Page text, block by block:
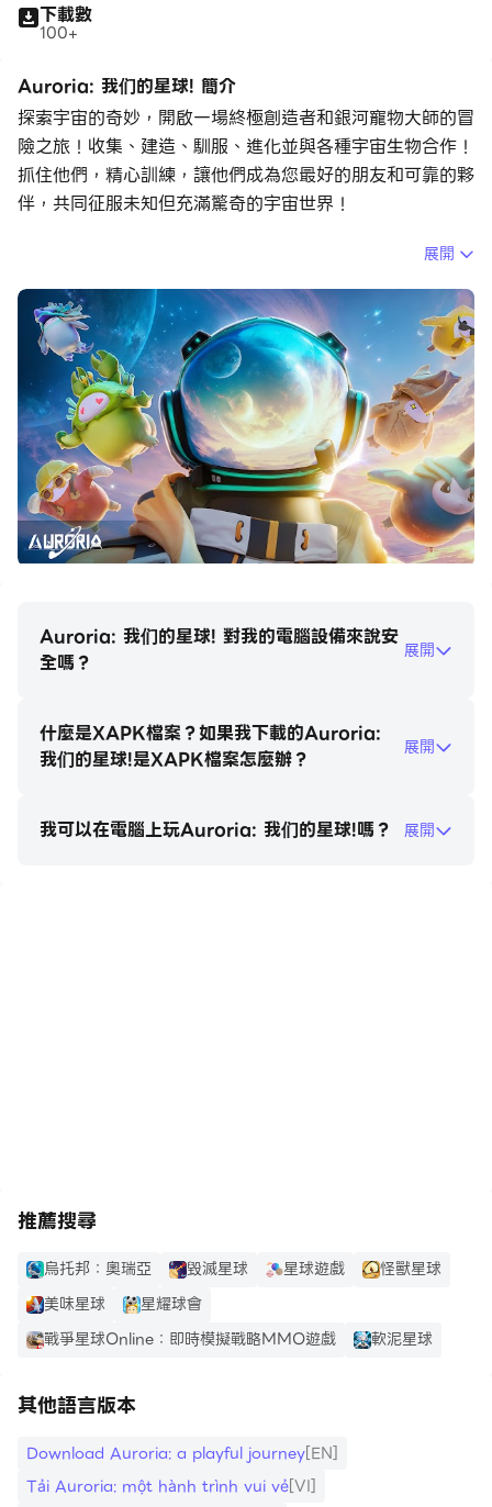
下載數
100+
Auroria: 我们的星球! 簡介
探索宇宙的奇妙，開啟一場終極創造者和銀河寵物大師的冒
險之旅！收集、建造、馴服、進化並與各種宇宙生物合作！
抓住他們，精心訓練，讓他們成為您最好的朋友和可靠的夥
伴，共同征服未知但充滿驚奇的宇宙世界！
獨特的寵物系統，收集、訓練並與多種外星生物結為盟友。
騎跨上您的寵物，暢遊於無垠的開放世界風光中。招募一支
強大的寵物小隊，協助您完成日常建設及農業任務。利用寵
物的獨特能力，探索資源、生產生活所需、開採珍貴礦藏，
並肩作戰，共同抵禦外敌。或與您的宇宙夥伴共同合作，在
外太空打造一個生機勃勃的生活圈。這些忠實的夥伴不僅助
您一臂之力，更為您的星際旅程增添無限樂趣。解鎖他們的
潛力，讓他們進化至高，成為您宇宙世界不可或缺的一部
分。
性，將您對美好生活的憧憬化為現實！在這片夢想之地，您
可以隨心所欲地互動物品、製作工具、開發高科技藍圖；種
設橋樑道路等基礎設施。在一顆未被踏足的星球上，擁有完
全自由的空間來實現您的創想。展示您最偉大的作品，為這
個宏大的數字宇宙中的其他玩家帶來驚喜與啟發！
▶ 廣闊開放地圖 - 探索宇宙奇景 ◀
臨。與這些外星生物展開激戰，為生存而戰，因為您的使命
和星際家園的未來繫於此戰！
请注意
需要网络连接。Auroria可以免费下载和游玩。某些应用内
物品也可以使用真钱购买。您可以通过您设备的设置来禁用
隐私政策：
https://www.hero.com/account/PrivacyPolicy.html
展開
Auroria: 我们的星球! 對我的電腦設備來說安
全嗎？
展開
什麼是XAPK檔案？如果我下載的Auroria:
我们的星球!是XAPK檔案怎麼辦？
展開
我可以在電腦上玩Auroria: 我们的星球!嗎？ 展開
推薦搜尋
烏托邦：奧瑞亞 毀滅星球 星球遊戲
怪獸星球
美味星球
星耀球會
戰爭星球Online：即時模擬戰略MMO遊戲
軟泥星球
其他語言版本
Download Auroria: a playful journey[EN]
Tải Auroria: một hành trình vui vẻ[VI]